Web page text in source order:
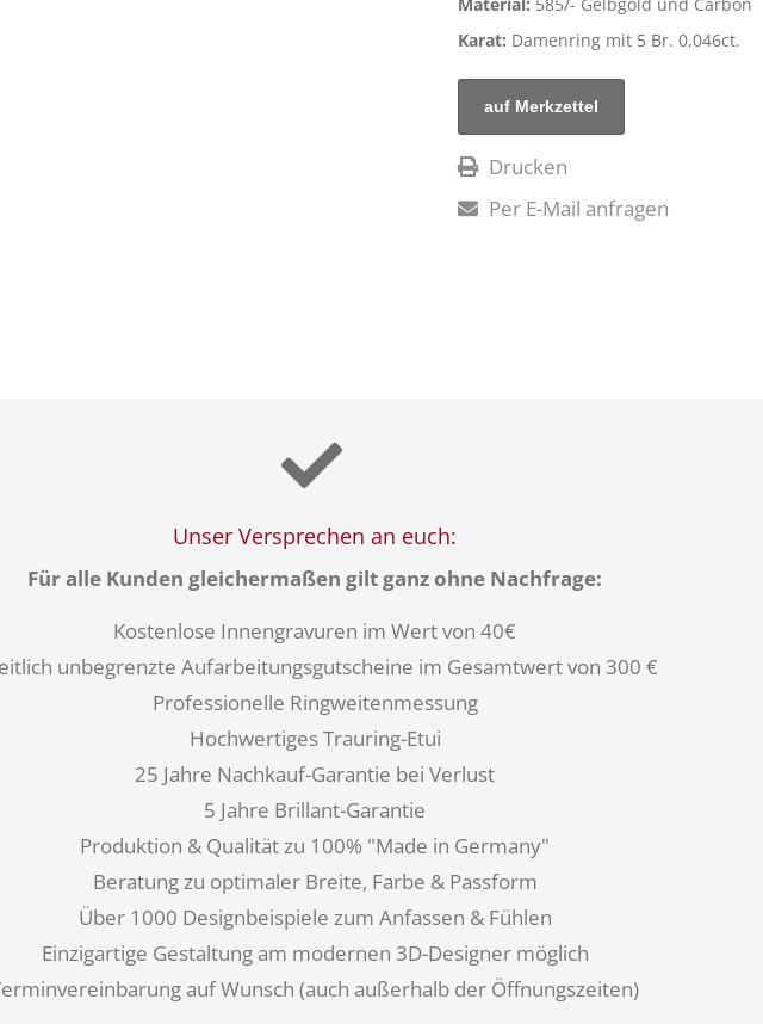
Karat: Damenring mit 5 Br. 0,046ct.
Drucken
Per E-Mail anfragen
Unser Versprechen an euch:
Für alle Kunden gleichermaßen gilt ganz ohne Nachfrage:
Kostenlose Innengravuren im Wert von 40€
unbegrenzte Aufarbeitungsgutscheine im Gesamtwert von 300 €
Professionelle Ringweitenmessung
Hochwertiges Trauring-Etui
25 Jahre Nachkauf-Garantie bei Verlust
5 Jahre Brillant-Garantie
Produktion & Qualität zu 100% "Made in Germany"
Beratung zu optimaler Breite, Farbe & Passform
Über 1000 Designbeispiele zum Anfassen & Fühlen
Einzigartige Gestaltung am modernen 3D-Designer möglich
auf Wunsch (auch außerhalb der Öffnungszeiten)